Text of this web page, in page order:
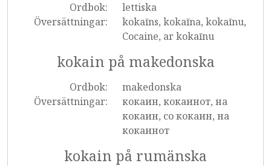
Ordbok:
lettiska
Översättningar:
kokaīns, kokaīna, kokaīnu,
Cocaine, ar kokaīnu
kokain på makedonska
Ordbok:
makedonska
Översättningar:
кокаин, кокаинот, на
кокаин, со кокаин, на
кокаинот
kokain på rumänska